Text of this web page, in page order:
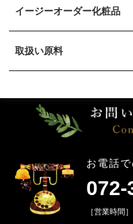
イージーオーダー化粧品
取扱い原料
お電話
072-
［営業時間